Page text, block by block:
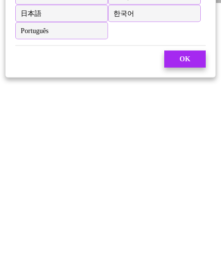
日本語 한국어
Português
OK